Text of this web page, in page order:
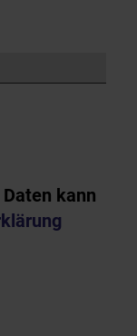
kann